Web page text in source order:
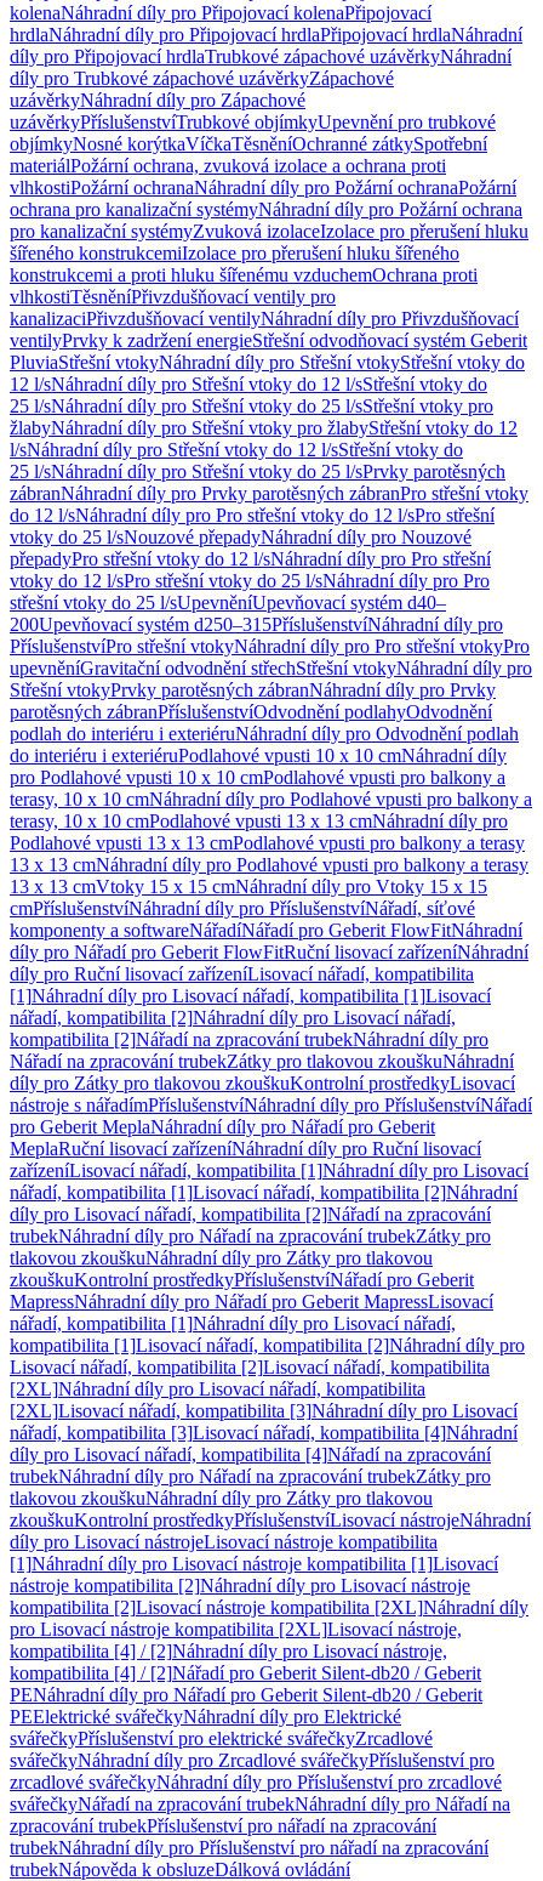
kolenaNáhradní díly pro Připojovací kolenaPřipojovací
hrdlaNáhradní díly pro Připojovací hrdlaPřipojovací hrdlaNáhradní
díly pro Připojovací hrdlaTrubkové zápachové uzávěrkyNáhradní
díly pro Trubkové zápachové uzávěrkyZápachové
uzávěrkyNáhradní díly pro Zápachové
uzávěrkyPříslušenstvíTrubkové objímkyUpevnění pro trubkové
objímkyNosné korýtkaVíčkaTěsněníOchranné zátkySpotřební
materiálPožární ochrana, zvuková izolace a ochrana proti
vlhkostiPožární ochranaNáhradní díly pro Požární ochranaPožární
ochrana pro kanalizační systémyNáhradní díly pro Požární ochrana
pro kanalizační systémyZvuková izolaceIzolace pro přerušení hluku
šířeného konstrukcemiIzolace pro přerušení hluku šířeného
konstrukcemi a proti hluku šířenému vzduchemOchrana proti
vlhkostiTěsněníPřivzdušňovací ventily pro
kanalizaciPřivzdušňovací ventilyNáhradní díly pro Přivzdušňovací
ventilyPrvky k zadržení energieStřešní odvodňovací systém Geberit
PluviaStřešní vtokyNáhradní díly pro Střešní vtokyStřešní vtoky do
12 l/sNáhradní díly pro Střešní vtoky do 12 l/sStřešní vtoky do
25 l/sNáhradní díly pro Střešní vtoky do 25 l/sStřešní vtoky pro
žlabyNáhradní díly pro Střešní vtoky pro žlabyStřešní vtoky do 12
l/sNáhradní díly pro Střešní vtoky do 12 l/sStřešní vtoky do
25 l/sNáhradní díly pro Střešní vtoky do 25 l/sPrvky parotěsných
zábranNáhradní díly pro Prvky parotěsných zábranPro střešní vtoky
do 12 l/sNáhradní díly pro Pro střešní vtoky do 12 l/sPro střešní
vtoky do 25 l/sNouzové přepadyNáhradní díly pro Nouzové
přepadyPro střešní vtoky do 12 l/sNáhradní díly pro Pro střešní
vtoky do 12 l/sPro střešní vtoky do 25 l/sNáhradní díly pro Pro
střešní vtoky do 25 l/sUpevněníUpevňovací systém d40–
200Upevňovací systém d250–315PříslušenstvíNáhradní díly pro
PříslušenstvíPro střešní vtokyNáhradní díly pro Pro střešní vtokyPro
upevněníGravitační odvodnění střechStřešní vtokyNáhradní díly pro
Střešní vtokyPrvky parotěsných zábranNáhradní díly pro Prvky
parotěsných zábranPříslušenstvíOdvodnění podlahyOdvodnění
podlah do interiéru i exteriéruNáhradní díly pro Odvodnění podlah
do interiéru i exteriéruPodlahové vpusti 10 x 10 cmNáhradní díly
pro Podlahové vpusti 10 x 10 cmPodlahové vpusti pro balkony a
terasy, 10 x 10 cmNáhradní díly pro Podlahové vpusti pro balkony a
terasy, 10 x 10 cmPodlahové vpusti 13 x 13 cmNáhradní díly pro
Podlahové vpusti 13 x 13 cmPodlahové vpusti pro balkony a terasy
13 x 13 cmNáhradní díly pro Podlahové vpusti pro balkony a terasy
13 x 13 cmVtoky 15 x 15 cmNáhradní díly pro Vtoky 15 x 15
cmPříslušenstvíNáhradní díly pro PříslušenstvíNářadí, síťové
komponenty a softwareNářadíNářadí pro Geberit FlowFitNáhradní
díly pro Nářadí pro Geberit FlowFitRuční lisovací zařízeníNáhradní
díly pro Ruční lisovací zařízeníLisovací nářadí, kompatibilita
[1]Náhradní díly pro Lisovací nářadí, kompatibilita [1]Lisovací
nářadí, kompatibilita [2]Náhradní díly pro Lisovací nářadí,
kompatibilita [2]Nářadí na zpracování trubekNáhradní díly pro
Nářadí na zpracování trubekZátky pro tlakovou zkouškuNáhradní
díly pro Zátky pro tlakovou zkouškuKontrolní prostředkyLisovací
nástroje s nářadímPříslušenstvíNáhradní díly pro PříslušenstvíNářadí
pro Geberit MeplaNáhradní díly pro Nářadí pro Geberit
MeplaRuční lisovací zařízeníNáhradní díly pro Ruční lisovací
zařízeníLisovací nářadí, kompatibilita [1]Náhradní díly pro Lisovací
nářadí, kompatibilita [1]Lisovací nářadí, kompatibilita [2]Náhradní
díly pro Lisovací nářadí, kompatibilita [2]Nářadí na zpracování
trubekNáhradní díly pro Nářadí na zpracování trubekZátky pro
tlakovou zkouškuNáhradní díly pro Zátky pro tlakovou
zkouškuKontrolní prostředkyPříslušenstvíNářadí pro Geberit
MapressNáhradní díly pro Nářadí pro Geberit MapressLisovací
nářadí, kompatibilita [1]Náhradní díly pro Lisovací nářadí,
kompatibilita [1]Lisovací nářadí, kompatibilita [2]Náhradní díly pro
Lisovací nářadí, kompatibilita [2]Lisovací nářadí, kompatibilita
[2XL]Náhradní díly pro Lisovací nářadí, kompatibilita
[2XL]Lisovací nářadí, kompatibilita [3]Náhradní díly pro Lisovací
nářadí, kompatibilita [3]Lisovací nářadí, kompatibilita [4]Náhradní
díly pro Lisovací nářadí, kompatibilita [4]Nářadí na zpracování
trubekNáhradní díly pro Nářadí na zpracování trubekZátky pro
tlakovou zkouškuNáhradní díly pro Zátky pro tlakovou
zkouškuKontrolní prostředkyPříslušenstvíLisovací nástrojeNáhradní
díly pro Lisovací nástrojeLisovací nástroje kompatibilita
[1]Náhradní díly pro Lisovací nástroje kompatibilita [1]Lisovací
nástroje kompatibilita [2]Náhradní díly pro Lisovací nástroje
kompatibilita [2]Lisovací nástroje kompatibilita [2XL]Náhradní díly
pro Lisovací nástroje kompatibilita [2XL]Lisovací nástroje,
kompatibilita [4] / [2]Náhradní díly pro Lisovací nástroje,
kompatibilita [4] / [2]Nářadí pro Geberit Silent-db20 / Geberit
PENáhradní díly pro Nářadí pro Geberit Silent-db20 / Geberit
PEElektrické svářečkyNáhradní díly pro Elektrické
svářečkyPříslušenství pro elektrické svářečkyZrcadlové
svářečkyNáhradní díly pro Zrcadlové svářečkyPříslušenství pro
zrcadlové svářečkyNáhradní díly pro Příslušenství pro zrcadlové
svářečkyNářadí na zpracování trubekNáhradní díly pro Nářadí na
zpracování trubekPříslušenství pro nářadí na zpracování
trubekNáhradní díly pro Příslušenství pro nářadí na zpracování
trubekNápověda k obsluzeDálková ovládání